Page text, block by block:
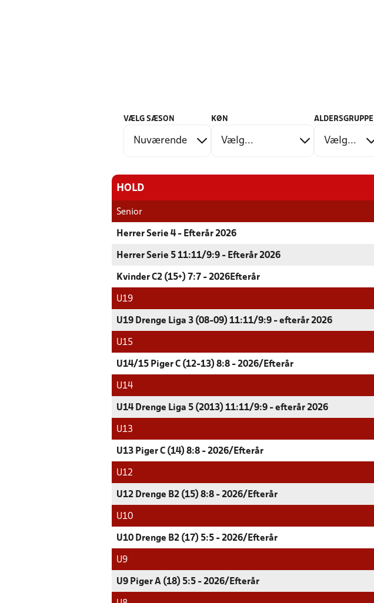
VÆLG SÆSON KØN ALDERSGRUPPE
HOLD
Senior
Herrer Serie 4 - Efterår 2026
Herrer Serie 5 11:11/9:9 - Efterår 2026
Kvinder C2 (15+) 7:7 - 2026Efterår
U19
U19 Drenge Liga 3 (08-09) 11:11/9:9 - efterår 2026
U15
U14/15 Piger C (12-13) 8:8 - 2026/Efterår
U14
U14 Drenge Liga 5 (2013) 11:11/9:9 - efterår 2026
U13
U13 Piger C (14) 8:8 - 2026/Efterår
U12
U12 Drenge B2 (15) 8:8 - 2026/Efterår
U10
U10 Drenge B2 (17) 5:5 - 2026/Efterår
U9
U9 Piger A (18) 5:5 - 2026/Efterår